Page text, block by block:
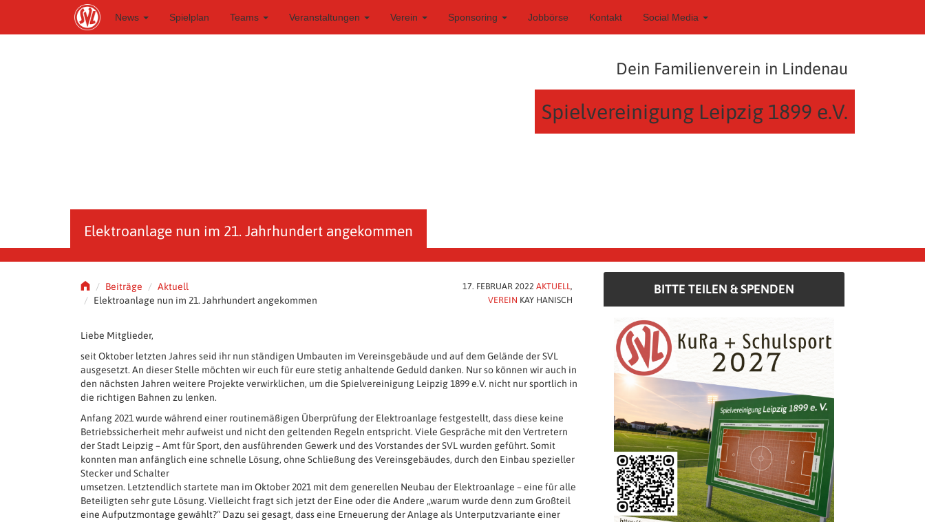
i
News Spielplan Teams Veranstaltungen Verein Sponsoring Jobbörse Kontakt Social Media
Dein Familienverein in Lindenau
Spielvereinigung Leipzig 1899 e.V.
Elektroanlage nun im 21. Jahrhundert angekommen
Beiträge
Aktuell
Elektroanlage nun im 21. Jahrhundert angekommen
17. FEBRUAR 2022 AKTUELL,
VEREIN KAY HANISCH
Liebe Mitglieder,
seit Oktober letzten Jahres seid ihr nun ständigen Umbauten im Vereinsgebäude und auf dem Gelände der SVL
ausgesetzt. An dieser Stelle möchten wir euch für eure stetig anhaltende Geduld danken. Nur so können wir auch in
den nächsten Jahren weitere Projekte verwirklichen, um die Spielvereinigung Leipzig 1899 e.V. nicht nur sportlich in
die richtigen Bahnen zu lenken.
Anfang 2021 wurde während einer routinemäßigen Überprüfung der Elektroanlage festgestellt, dass diese keine
Betriebssicherheit mehr aufweist und nicht den geltenden Regeln entspricht. Viele Gespräche mit den Vertretern
der Stadt Leipzig – Amt für Sport, den ausführenden Gewerk und des Vorstandes der SVL wurden geführt. Somit
konnten man anfänglich eine schnelle Lösung, ohne Schließung des Vereinsgebäudes, durch den Einbau spezieller
Stecker und Schalter
umsetzen. Letztendlich startete man im Oktober 2021 mit dem generellen Neubau der Elektroanlage – eine für alle
Beteiligten sehr gute Lösung. Vielleicht fragt sich jetzt der Eine oder die Andere „warum wurde denn zum Großteil
eine Aufputzmontage gewählt?“ Dazu sei gesagt, dass eine Erneuerung der Anlage als Unterputzvariante einer
BITTE TEILEN & SPENDEN